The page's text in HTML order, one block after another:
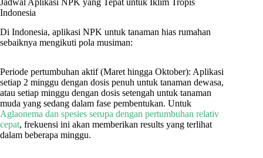
Indonesia
Di Indonesia, aplikasi NPK untuk tanaman hias rumahan
sebaiknya mengikuti pola musiman:
Periode pertumbuhan aktif (Maret hingga Oktober): Aplikasi
setiap 2 minggu dengan dosis penuh untuk tanaman dewasa,
atau setiap minggu dengan dosis setengah untuk tanaman
muda yang sedang dalam fase pembentukan. Untuk
Aglaonema dan spesies serupa dengan pertumbuhan relativ
cepat, frekuensi ini akan memberikan results yang terlihat
dalam beberapa minggu.